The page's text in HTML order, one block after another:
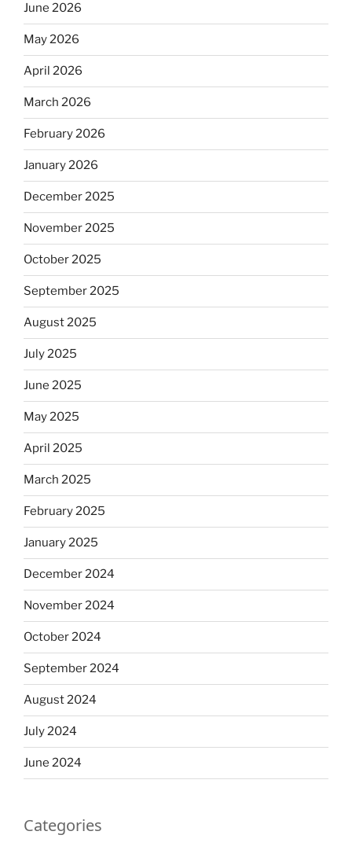
June 2026
May 2026
April 2026
March 2026
February 2026
January 2026
December 2025
November 2025
October 2025
September 2025
August 2025
July 2025
June 2025
May 2025
April 2025
March 2025
February 2025
January 2025
December 2024
November 2024
October 2024
September 2024
August 2024
July 2024
June 2024
Categories